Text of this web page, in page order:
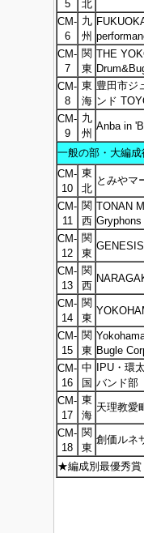
5 北
CM-
6
九
州
CM-
7
関
東
THE
CM-
8
東
海
豊田市ジ
ンド
CM-
9
九
州
Anba in
一般の部・大編成
CM-
10
東
北
とみやマ
CM-
11
関
西
TONAN
Gryphons
CM-
12
関
東
GENESIS
CM-
13
関
西
CM-
14
関
東
CM-
15
関
東 Bugle
CM-
16
中
国
IPU・環
バンド部
CM-
17
東
海
天理教愛
CM-
18
関
東
創価ルネ
★編成別最優秀